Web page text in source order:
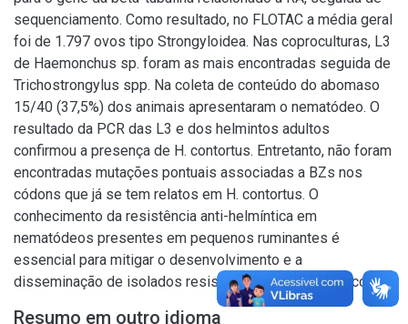
sequenciamento. Como resultado, no FLOTAC a média geral
foi de 1.797 ovos tipo Strongyloidea. Nas coproculturas, L3
de Haemonchus sp. foram as mais encontradas seguida de
Trichostrongylus spp. Na coleta de conteúdo do abomaso
15/40 (37,5%) dos animais apresentaram o nematódeo. O
resultado da PCR das L3 e dos helmintos adultos
confirmou a presença de H. contortus. Entretanto, não foram
encontradas mutações pontuais associadas a BZs nos
códons que já se tem relatos em H. contortus. O
conhecimento da resistência anti-helmíntica em
nematódeos presentes em pequenos ruminantes é
essencial para mitigar o desenvolvimento e a
disseminação de isolados resistentes em Pernambuco.
Resumo em outro idioma